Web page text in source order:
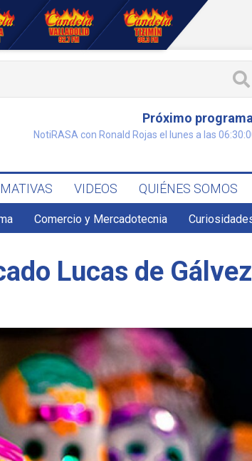
Próximo
NotiRASA con Ronald Rojas el lunes a las
VIDEOS QUIÉNES SOMOS
Comercio y Mercadotecnia
Lucas de Gálvez